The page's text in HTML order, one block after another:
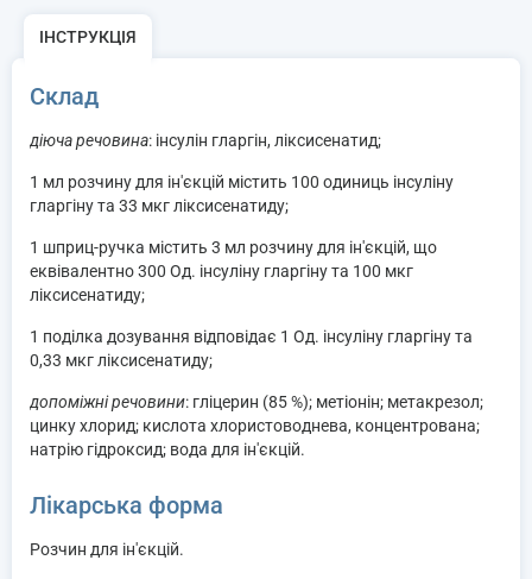
ІНСТРУКЦІЯ
Склад
діюча речовина: інсулін гларгін, ліксисенатид;
1 мл розчину для ін'єкцій містить 100 одиниць інсуліну
гларгіну та 33 мкг ліксисенатиду;
1 шприц-ручка містить 3 мл розчину для ін'єкцій, що
еквівалентно 300 Од. інсуліну гларгіну та 100 мкг
ліксисенатиду;
1 поділка дозування відповідає 1 Од. інсуліну гларгіну та
0,33 мкг ліксисенатиду;
допоміжні речовини: гліцерин (85 %); метіонін; метакрезол;
цинку хлорид; кислота хлористоводнева, концентрована;
натрію гідроксид; вода для ін'єкцій.
Лікарська форма
Розчин для ін'єкцій.